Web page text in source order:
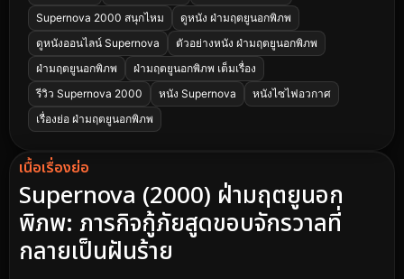
Supernova 2000 สนุกไหม
ดูหนัง ฝ่ามฤตยูนอกพิภพ
ดูหนังออนไลน์ Supernova
ตัวอย่างหนัง ฝ่ามฤตยูนอกพิภพ
ฝ่ามฤตยูนอกพิภพ
ฝ่ามฤตยูนอกพิภพ เต็มเรื่อง
รีวิว Supernova 2000
หนัง Supernova
หนังไซไฟอวกาศ
เรื่องย่อ ฝ่ามฤตยูนอกพิภพ
เนื้อเรื่องย่อ
Supernova (2000) ฝ่ามฤตยูนอก
พิภพ: ภารกิจกู้ภัยสูดขอบจักรวาลที่
กลายเป็นฝันร้าย